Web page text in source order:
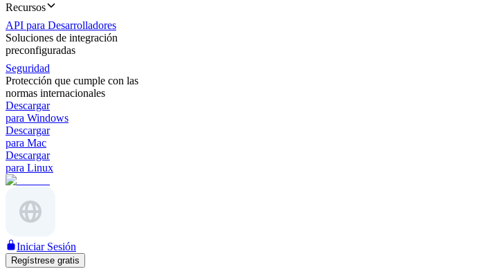
Recursos
API para Desarrolladores
Soluciones de integración
preconfiguradas
Seguridad
Protección que cumple con las
normas internacionales
Descargar
para Windows
Descargar
para Mac
Descargar
para Linux
Iniciar Sesión
Regístrese gratis